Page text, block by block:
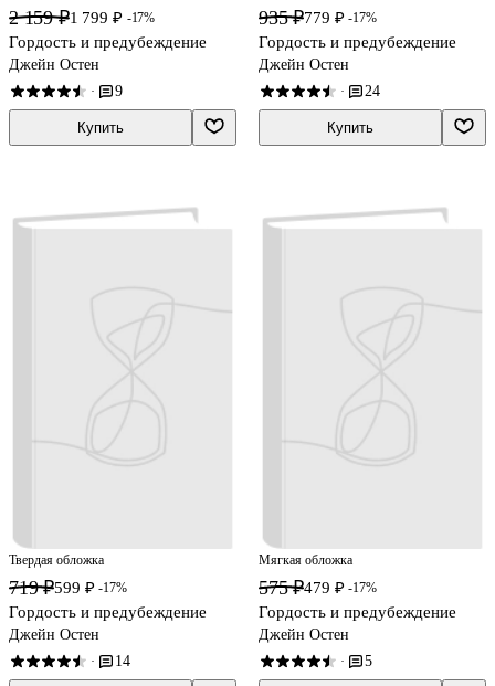
2 159 ₽1 799 ₽ -17%
Гордость и предубеждение
Джейн Остен
· 9
Купить
935 ₽779 ₽ -17%
Гордость и предубеждение
Джейн Остен
· 24
Купить
Твердая обложка
719 ₽599 ₽ -17%
Гордость и предубеждение
Джейн Остен
· 14
Мягкая обложка
575 ₽479 ₽ -17%
Гордость и предубеждение
Джейн Остен
· 5